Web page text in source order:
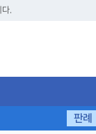
다.
판례